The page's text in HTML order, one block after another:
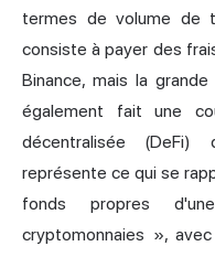
termes de volume de
consiste à payer des
Binance, mais la
également fait une
décentralisée (DeFi)
représente ce qui se
fonds propres
cryptomonnaies »,